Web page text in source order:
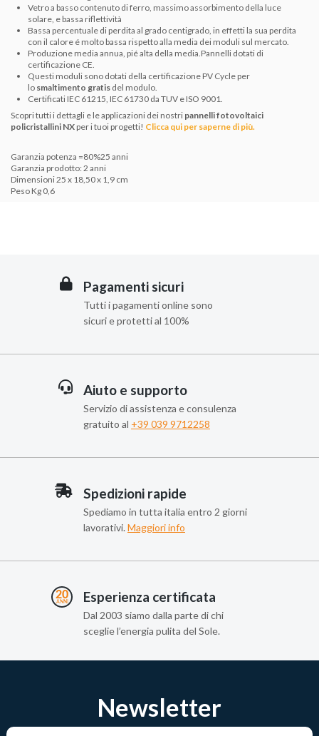
Vetro a basso contenuto di ferro, massimo assorbimento della luce
solare, e bassa riflettività
Bassa percentuale di perdita al grado centigrado, in effetti la sua perdita
con il calore é molto bassa rispetto alla media dei moduli sul mercato.
Produzione media annua, pié alta della media.Pannelli dotati di
certificazione CE.
Questi moduli sono dotati della certificazione PV Cycle per
lo smaltimento gratis del modulo.
Certificati IEC 61215, IEC 61730 da TUV e ISO 9001.
Scopri tutti i dettagli e le applicazioni dei nostri pannelli fotovoltaici
policristallini NX per i tuoi progetti! Clicca qui per saperne di più.
Garanzia potenza =80%25 anni
Garanzia prodotto: 2 anni
Dimensioni 25 x 18,50 x 1,9 cm
Peso Kg 0,6
Pagamenti sicuri
Tutti i pagamenti online sono
sicuri e protetti al 100%
Aiuto e supporto
Servizio di assistenza e consulenza
gratuito al +39 039 9712258
Spedizioni rapide
Spediamo in tutta italia entro 2 giorni
lavorativi. Maggiori info
Esperienza certificata
Dal 2003 siamo dalla parte di chi
sceglie l’energia pulita del Sole.
Newsletter